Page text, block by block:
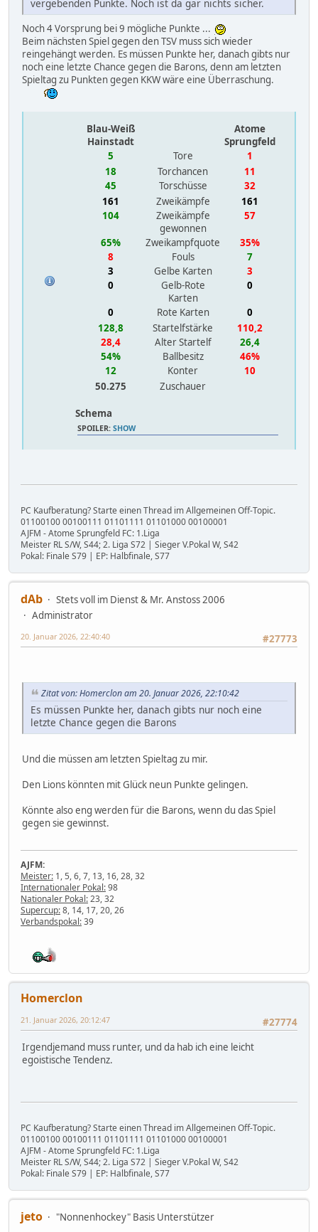
vergebenden Punkte. Noch ist da gar nichts sicher.
Noch 4 Vorsprung bei 9 mögliche Punkte ...
Beim nächsten Spiel gegen den TSV muss sich wieder
reingehängt werden. Es müssen Punkte her, danach gibts nur
noch eine letzte Chance gegen die Barons, denn am letzten
Spieltag zu Punkten gegen KKW wäre eine Überraschung.
Blau-Weiß
Hainstadt
Atome
Sprungfeld
5
Tore
1
18
Torchancen
11
45
Torschüsse
32
161
Zweikämpfe
161
104
Zweikämpfe
gewonnen
57
65% Zweikampfquote
35%
8
Fouls
7
3
Gelbe Karten
3
0
Gelb-Rote
Karten
0
0 Rote Karten
0
128,8
Startelfstärke
110,2
28,4
Alter Startelf
26,4
54%
Ballbesitz
46%
12
Konter
10
50.275
Zuschauer
Schema
SPOILER: SHOW
PC Kaufberatung? Starte einen Thread im Allgemeinen Off-Topic.
01100100 00100111 01101111 01101000 00100001
AJFM - Atome Sprungfeld FC: 1.Liga
Meister RL S/W, S44; 2. Liga S72 | Sieger V.Pokal W, S42
Pokal: Finale S79 | EP: Halbfinale, S77
dAb
Stets voll im Dienst & Mr. Anstoss 2006
Administrator
#27773
20. Januar 2026, 22:40:40
Zitat von: Homerclon am 20. Januar 2026, 22:10:42
Es müssen Punkte her, danach gibts nur noch eine
letzte Chance gegen die Barons
Und die müssen am letzten Spieltag zu mir.
Den Lions könnten mit Glück neun Punkte gelingen.
Könnte also eng werden für die Barons, wenn du das Spiel
gegen sie gewinnst.
AJFM:
Meister: 1, 5, 6, 7, 13, 16, 28, 32
Internationaler Pokal:98
Nationaler Pokal:23, 32
Supercup:8, 14, 17, 20, 26
Verbandspokal:39
Homerclon
#27774
21. Januar 2026, 20:12:47
Irgendjemand muss runter, und da hab ich eine leicht
egoistische Tendenz.
PC Kaufberatung? Starte einen Thread im Allgemeinen Off-Topic.
01100100 00100111 01101111 01101000 00100001
AJFM - Atome Sprungfeld FC: 1.Liga
Meister RL S/W, S44; 2. Liga S72 | Sieger V.Pokal W, S42
Pokal: Finale S79 | EP: Halbfinale, S77
jeto
"Nonnenhockey" Basis Unterstützer